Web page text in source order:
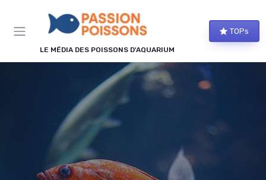
LE MÉDIA DES POISSONS D'AQUARIUM
TOPs